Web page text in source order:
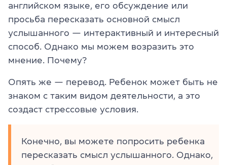
английском языке, его обсуждение или
просьба пересказать основной смысл
услышанного — интерактивный и интересный
способ. Однако мы можем возразить это
мнение. Почему?
Опять же — перевод. Ребенок может быть не
знаком с таким видом деятельности, а это
создаст стрессовые условия.
Конечно, вы можете попросить ребенка
пересказать смысл услышанного. Однако,